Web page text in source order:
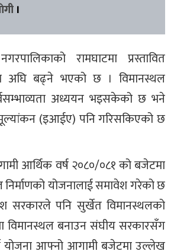
।
रामघाटमा प्रस्तावित
अघि बढ्ने भएको छ । विमानस्थल
अध्ययन भइसकेको छ भने
मूल्यांकन (इआईए) पनि गरिसकिएको छ
आर्थिक वर्ष २०८०/०८१ को बजेटमा
निर्माणको योजनालाई समावेश गरेको छ
सरकारले पनि सुर्खेत विमानस्थलको
विमानस्थल बनाउन संघीय सरकारसँग
योजना आफ्नो आगामी बजेटमा उल्लेख